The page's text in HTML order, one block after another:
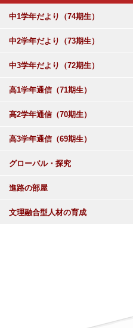
中1学年だより（74期生）
中2学年だより（73期生）
中3学年だより（72期生）
高1学年通信（71期生）
高2学年通信（70期生）
高3学年通信（69期生）
グローバル・探究
進路の部屋
文理融合型人材の育成